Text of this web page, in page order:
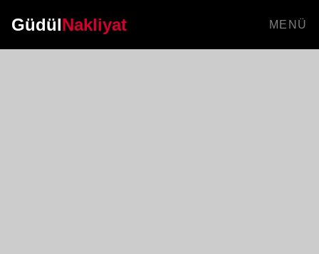
GüdülNakliyat MENÜ